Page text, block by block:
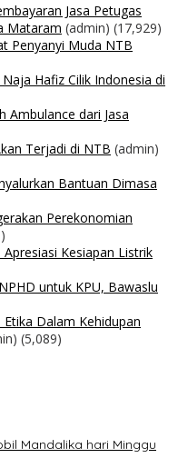
Jasa Petugas
Mataram (admin) (17,929)
Penyanyi Muda NTB
Hafiz Cilik Indonesia di
Ambulance dari Jasa
Terjadi di NTB (admin)
Bantuan Dimasa
Perekonomian
Kesiapan Listrik
untuk KPU, Bawaslu
Dalam Kehidupan
(5,089)
Mandalika hari Minggu